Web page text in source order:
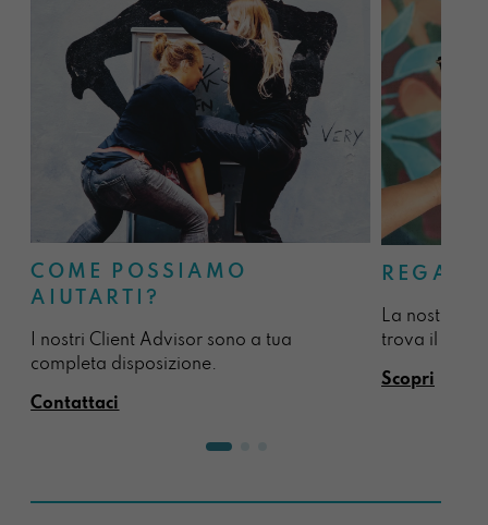
COME POSSIAMO
AIUTARTI?
I nostri Client Advisor sono a tua
completa disposizione.
Contattaci
La nostra
trova il
Scopri